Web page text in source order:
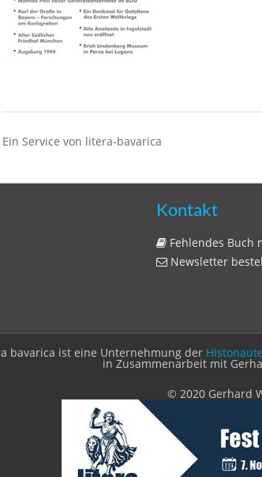
Ein Service von litera-bavarica
Kontakt
Fehlendes Buch
Newsletter
bavarica ist eine Unternehmung der
in Zusammenarbeit mit
© 2020 Gerhard